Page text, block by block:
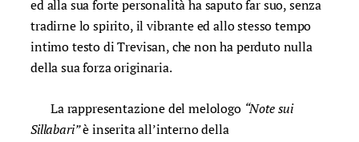
ed alla sua forte personalità ha saputo far suo, senza
tradirne lo spirito, il vibrante ed allo stesso tempo
intimo testo di Trevisan, che non ha perduto nulla
della sua forza originaria.
La rappresentazione del melologo “Note sui
Sillabari”è inserita all’interno della